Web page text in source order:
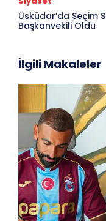
Üsküdar’da Seçim
Başkanvekili Oldu
İlgili Makaleler